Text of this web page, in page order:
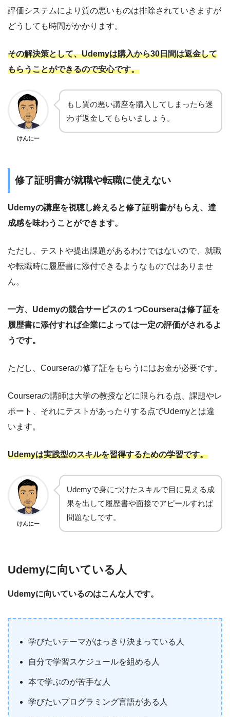
評価システムにより質の悪いものは排除されていきますが
どうしても時間がかかります。
その解決策として、Udemyは購入から30日間は返金して
もらうことができるので安心です。
けんにー
もし質の悪い講座を購入してしまったら迷
わず返金してもらいましょう。
修了証明書が就職や転職に使えない
Udemyの講座を視聴し終えると修了証明書がもらえ、達
成感を味わうことができます。
ただし、テストや提出課題があるわけではないので、就職
や転職時に履歴書に添付できるようなものではありませ
ん。
一方、Udemyの競合サービスの１つCourseraは修了証を
履歴書に添付すれば企業によっては一定の評価がされるよ
うです。
ただし、Courseraの修了証をもらうにはお金が必要です。
Courseraの講師は大学の教授などに限られる点、課題やレ
ポート、それにテストがあったりする点でUdemyとは違
います。
Udemyは実践型のスキルを習得するための学習です。
けんにー
Udemyで身につけたスキルで目に見える成
果を出して履歴書や面接でアピールすれば
問題なしです。
Udemyに向いている人
Udemyに向いているのはこんな人です。
学びたいテーマがはっきり決まっている人
自分で学習スケジュールを組める人
本で学ぶのが苦手な人
学びたいプログラミング言語がある人